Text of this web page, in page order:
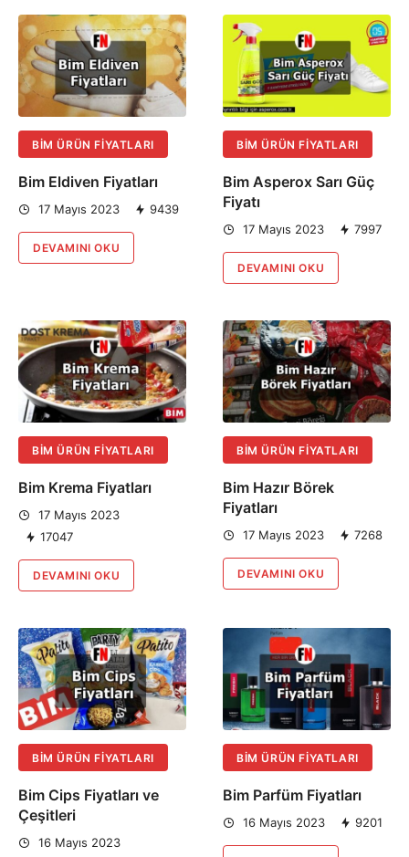
BIM ÜRÜN FIYATLARI
Bim Eldiven Fiyatları
17 Mayıs 2023 9439
DEVAMINI OKU
BIM ÜRÜN FIYATLARI
Bim Asperox Sarı Güç
Fiyatı
17 Mayıs 2023 7997
DEVAMINI OKU
BIM ÜRÜN FIYATLARI
Bim Krema Fiyatları
17 Mayıs 2023
17047
DEVAMINI OKU
BIM ÜRÜN FIYATLARI
Bim Hazır Börek
Fiyatları
17 Mayıs 2023 7268
DEVAMINI OKU
BIM ÜRÜN FIYATLARI
Bim Cips Fiyatları ve
Çeşitleri
16 Mayıs 2023
BIM ÜRÜN FIYATLARI
Bim Parfüm Fiyatları
16 Mayıs 2023 9201